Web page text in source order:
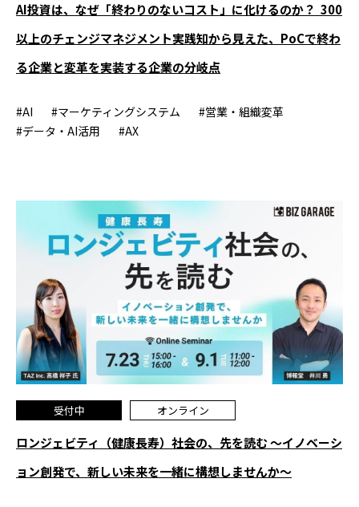
AI投資は、なぜ「終わりのないコスト」に化けるのか？ ―― 300
以上のチェンジマネジメント実践知から見えた、PoCで終わ
る企業と変革を実装する企業の分岐点
#AI #マーケティングシステム
#営業・組織変革
#データ・AI活用
#AX
受付中 オンライン
ロンジェビティ（健康長寿）社会の、先を読む ～イノベーシ
ョン創発で、新しい未来を一緒に構想しませんか～